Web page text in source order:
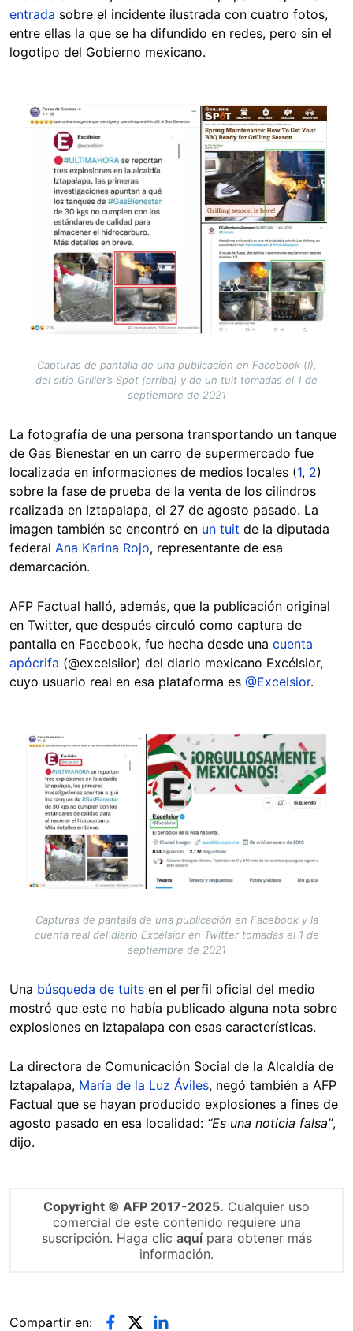
entrada sobre el incidente ilustrada con cuatro fotos,
entre ellas la que se ha difundido en redes, pero sin el
logotipo del Gobierno mexicano.
Image
Capturas de pantalla de una publicación en Facebook (I),
del sitio Griller’s Spot (arriba) y de un tuit tomadas el 1 de
septiembre de 2021
La fotografía de una persona transportando un tanque
de Gas Bienestar en un carro de supermercado fue
localizada en informaciones de medios locales (1, 2)
sobre la fase de prueba de la venta de los cilindros
realizada en Iztapalapa, el 27 de agosto pasado. La
imagen también se encontró en un tuit de la diputada
federal Ana Karina Rojo, representante de esa
demarcación.
AFP Factual halló, además, que la publicación original
en Twitter, que después circuló como captura de
pantalla en Facebook, fue hecha desde una cuenta
apócrifa (@excelsiior) del diario mexicano Excélsior,
cuyo usuario real en esa plataforma es @Excelsior.
Image
Capturas de pantalla de una publicación en Facebook y la
cuenta real del diario Excélsior en Twitter tomadas el 1 de
septiembre de 2021
Una búsqueda de tuits en el perfil oficial del medio
mostró que este no había publicado alguna nota sobre
explosiones en Iztapalapa con esas características.
La directora de Comunicación Social de la Alcaldía de
Iztapalapa, María de la Luz Áviles, negó también a AFP
Factual que se hayan producido explosiones a fines de
agosto pasado en esa localidad: “Es una noticia falsa”,
dijo.
Copyright © AFP 2017-2025. Cualquier uso
comercial de este contenido requiere una
suscripción. Haga clic aquípara obtener más
información.
Compartir en: